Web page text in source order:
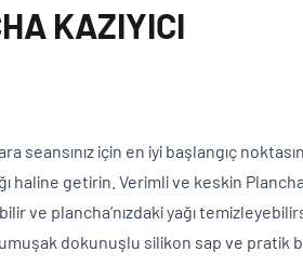
KAZIYICI
seansınız için en iyi başlangıç
haline getirin. Verimli ve keskin Plancha
ve plancha’nızdaki yağı
dokunuşlu silikon sap ve pratik